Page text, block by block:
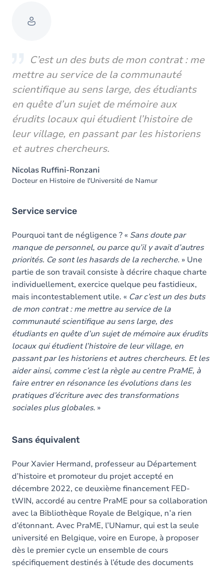
C’est un des buts de mon contrat : me
mettre au service de la communauté
scientifique au sens large, des étudiants
en quête d’un sujet de mémoire aux
érudits locaux qui étudient l’histoire de
leur village, en passant par les historiens
et autres chercheurs.
Nicolas Ruffini-Ronzani
Docteur en Histoire de l'Université de Namur
Service service
Pourquoi tant de négligence ? « Sans doute par
manque de personnel, ou parce qu’il y avait d’autres
priorités. Ce sont les hasards de la recherche. » Une
partie de son travail consiste à décrire chaque charte
individuellement, exercice quelque peu fastidieux,
mais incontestablement utile. « Car c’est un des buts
de mon contrat : me mettre au service de la
communauté scientifique au sens large, des
étudiants en quête d’un sujet de mémoire aux érudits
locaux qui étudient l’histoire de leur village, en
passant par les historiens et autres chercheurs. Et les
aider ainsi, comme c’est la règle au centre PraME, à
faire entrer en résonance les évolutions dans les
pratiques d’écriture avec des transformations
sociales plus globales. »
Sans équivalent
Pour Xavier Hermand, professeur au Département
d’histoire et promoteur du projet accepté en
décembre 2022, ce deuxième financement FED-
tWIN, accordé au centre PraME pour sa collaboration
avec la Bibliothèque Royale de Belgique, n’a rien
d’étonnant. Avec PraME, l’UNamur, qui est la seule
université en Belgique, voire en Europe, à proposer
dès le premier cycle un ensemble de cours
spécifiquement destinés à l’étude des documents